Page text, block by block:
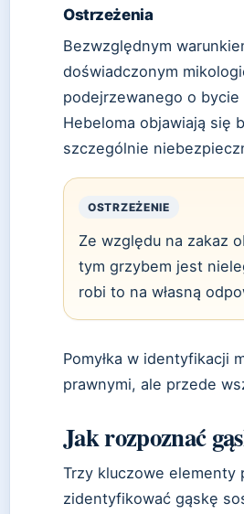
Ostrzeżenia
Bezwzględnym
doświadczonym
podejrzewanego o
Hebeloma objawiają się
szczególnie
OSTRZEŻENIE
Ze względu na zakaz
tym grzybem jest
robi to na własną
Pomyłka w identyfikacji
prawnymi, ale przede
Jak rozpoznać
Trzy kluczowe elementy
zidentyfikować gąskę